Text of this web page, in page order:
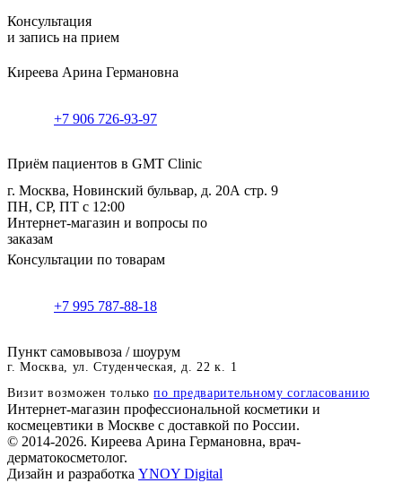
Консультация
и запись на прием
Киреева Арина Германовна
+7 906 726-93-97
Приём пациентов в GMT Clinic
г. Москва, Новинский бульвар, д. 20А стр. 9
ПН, СР, ПТ с 12:00
Интернет-магазин и вопросы по
заказам
Консультации по товарам
+7 995 787-88-18
Пункт самовывоза / шоурум
г. Москва, ул. Студенческая, д. 22 к. 1
Визит возможен толькопо предварительному согласованию
Интернет-магазин профессиональной косметики и
космецевтики в Москве с доставкой по России.
© 2014-2026. Киреева Арина Германовна, врач-
дерматокосметолог.
Дизайн и разработка YNOY Digital